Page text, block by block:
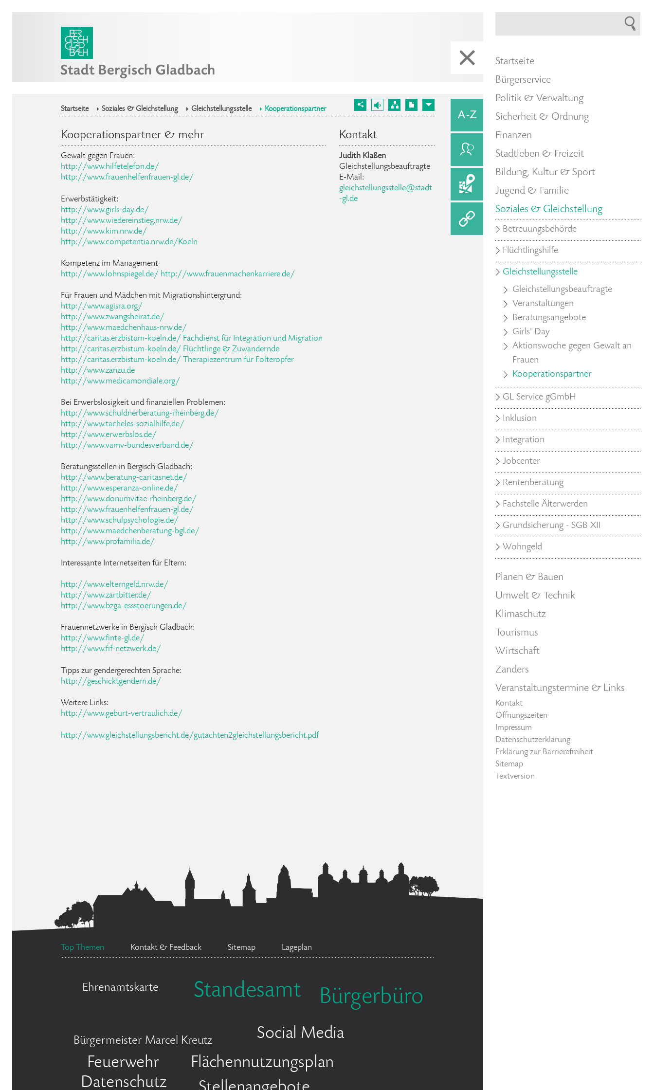
Startseite Soziales & Gleichstellung Gleichstellungsstelle Kooperationspartner
Kooperationspartner & mehr
Gewalt gegen Frauen:
http://www.hilfetelefon.de/
http://www.frauenhelfenfrauen-gl.de/
Erwerbstätigkeit:
http://www.girls-day.de/
http://www.wiedereinstieg.nrw.de/
http://www.kim.nrw.de/
http://www.competentia.nrw.de/Koeln
Kompetenz im Management
http://www.lohnspiegel.de/ http://www.frauenmachenkarriere.de/
Für Frauen und Mädchen mit Migrationshintergrund:
http://www.agisra.org/
http://www.zwangsheirat.de/
http://www.maedchenhaus-nrw.de/
http://caritas.erzbistum-koeln.de/ Fachdienst für Integration und Migration
http://caritas.erzbistum-koeln.de/ Flüchtlinge & Zuwandernde
http://caritas.erzbistum-koeln.de/ Therapiezentrum für Folteropfer
http://www.zanzu.de
http://www.medicamondiale.org/
Bei Erwerbslosigkeit und finanziellen Problemen:
http://www.schuldnerberatung-rheinberg.de/
http://www.tacheles-sozialhilfe.de/
http://www.erwerbslos.de/
http://www.vamv-bundesverband.de/
Beratungsstellen in Bergisch Gladbach:
http://www.beratung-caritasnet.de/
http://www.esperanza-online.de/
http://www.donumvitae-rheinberg.de/
http://www.frauenhelfenfrauen-gl.de/
http://www.schulpsychologie.de/
http://www.maedchenberatung-bgl.de/
http://www.profamilia.de/
Interessante Internetseiten für Eltern:
http://www.elterngeld.nrw.de/
http://www.zartbitter.de/
http://www.bzga-essstoerungen.de/
Frauennetzwerke in Bergisch Gladbach:
http://www.finte-gl.de/
http://www.fif-netzwerk.de/
Tipps zur gendergerechten Sprache:
http://geschicktgendern.de/
Weitere Links:
http://www.geburt-vertraulich.de/
http://www.gleichstellungsbericht.de/gutachten2gleichstellungsbericht.pdf
Kontakt
Judith Klaßen
Gleichstellungsbeauftragte
E-Mail:
gleichstellungsstelle@stadt
-gl.de
Top Themen Kontakt & Feedback Sitemap Lageplan
Ehrenamtskarte Standesamt Bürgerbüro
Bürgermeister Marcel Kreutz
Social Media
Feuerwehr
Flächennutzungsplan
Datenschutz
Startseite
Bürgerservice
Politik & Verwaltung
Sicherheit & Ordnung
Finanzen
Stadtleben & Freizeit
Bildung, Kultur & Sport
Jugend & Familie
Soziales & Gleichstellung
Betreuungsbehörde
Flüchtlingshilfe
Gleichstellungsstelle
Gleichstellungsbeauftragte
Veranstaltungen
Beratungsangebote
Girls' Day
Aktionswoche gegen Gewalt an
Frauen
Kooperationspartner
GL Service gGmbH
Inklusion
Integration
Jobcenter
Rentenberatung
Fachstelle Älterwerden
Grundsicherung - SGB XII
Wohngeld
Planen & Bauen
Umwelt & Technik
Klimaschutz
Tourismus
Wirtschaft
Zanders
Veranstaltungstermine & Links
Kontakt
Öffnungszeiten
Impressum
Datenschutzerklärung
Erklärung zur Barrierefreiheit
Sitemap
Textversion